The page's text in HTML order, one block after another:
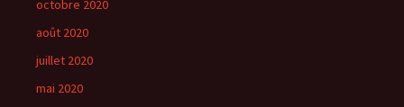
octobre 2020
août 2020
juillet 2020
mai 2020